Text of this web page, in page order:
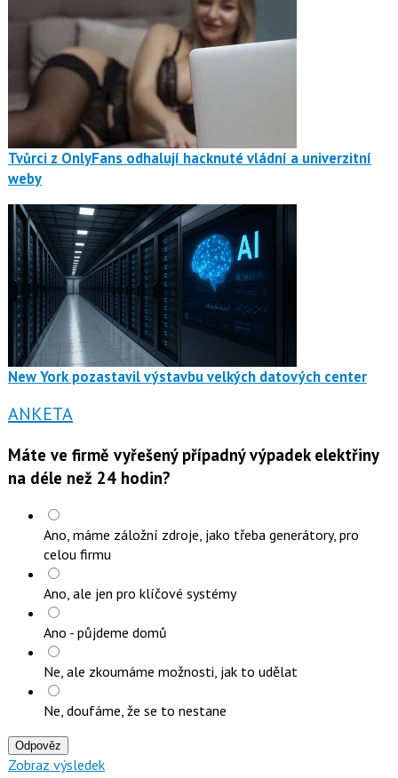
Tvůrci z OnlyFans odhalují hacknuté vládní a univerzitní
weby
New York pozastavil výstavbu velkých datových center
ANKETA
Máte ve firmě vyřešený případný výpadek elektřiny
na déle než 24 hodin?
Ano, máme záložní zdroje, jako třeba generátory, pro
celou firmu
Ano, ale jen pro klíčové systémy
Ano - půjdeme domů
Ne, ale zkoumáme možnosti, jak to udělat
Ne, doufáme, že se to nestane
Odpověz
Zobraz výsledek